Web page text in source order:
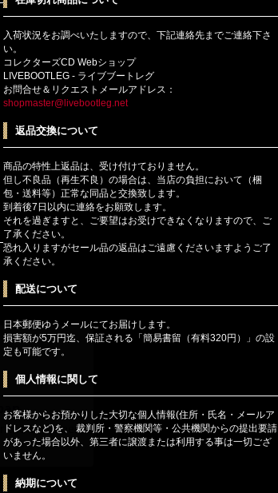
入荷状況をお調べいたしますので、下記連絡先までご連絡下さ
い。
コレクターズCD Webショップ
LIVEBOOTLEG - ライブブートレグ
お問合せ＆リクエストメールアドレス：
shopmaster@livebootleg.net
返品交換について
商品の特性上返品は、受け付けておりません。
但し不良品（再生不良）の場合は、当店の負担において（梱
包・送料等）正常な同品と交換致します。
到着後7日以内に連絡をお願致します。
それを過ぎますと、ご要望はお受けできなくなりますので、ご
了承ください。
恐れ入りますがセール品の返品はご遠慮くださいますようご了
承ください。
配送について
日本郵便ゆうメールにてお届けします。
損害額が5万円迄、保証される「簡易書留（有料320円）」の設
定も可能です。
個人情報に関して
お客様からお預かりした大切な個人情報(住所・氏名・メールア
ドレスなど)を、 裁判所・警察機関等・公共機関からの提出要請
があった場合以外、第三者に譲渡または利用する事は一切ござ
いません。
納期について